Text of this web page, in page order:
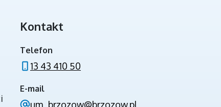
ZE ŚRODKÓW BUDŻETU
Kontakt
Telefon
13 43 410 50
E-mail
um_brzozow@brzozow.pl